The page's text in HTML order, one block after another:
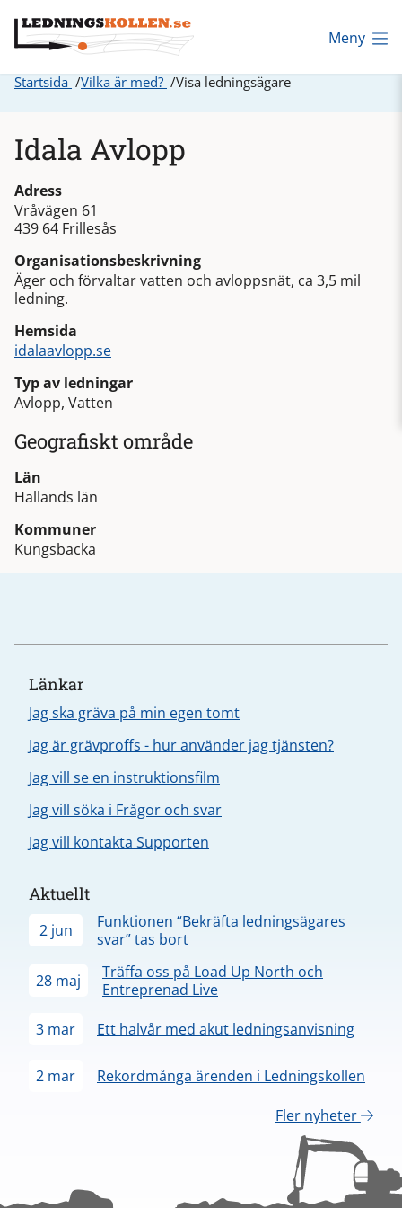
Meny
Startsida Vilka är med? Visa ledningsägare
Idala Avlopp
Adress
Vråvägen 61
439 64 Frillesås
Organisationsbeskrivning
Äger och förvaltar vatten och avloppsnät, ca 3,5 mil
ledning.
Hemsida
idalaavlopp.se
Typ av ledningar
Avlopp, Vatten
Geografiskt område
Län
Hallands län
Kommuner
Kungsbacka
Länkar
Jag ska gräva på min egen tomt
Jag är grävproffs - hur använder jag tjänsten?
Jag vill se en instruktionsfilm
Jag vill söka i Frågor och svar
Jag vill kontakta Supporten
Aktuellt
2 jun
Funktionen “Bekräfta ledningsägares
svar” tas bort
28 maj
Träffa oss på Load Up North och
Entreprenad Live
3 mar
Ett halvår med akut ledningsanvisning
2 mar
Rekordmånga ärenden i Ledningskollen
Fler nyheter